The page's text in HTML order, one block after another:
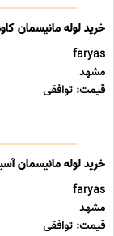
خرید لوله مانیسمان
faryas
مشهد
قیمت: توافقی
خرید لوله مانیسمان
faryas
مشهد
قیمت: توافقی